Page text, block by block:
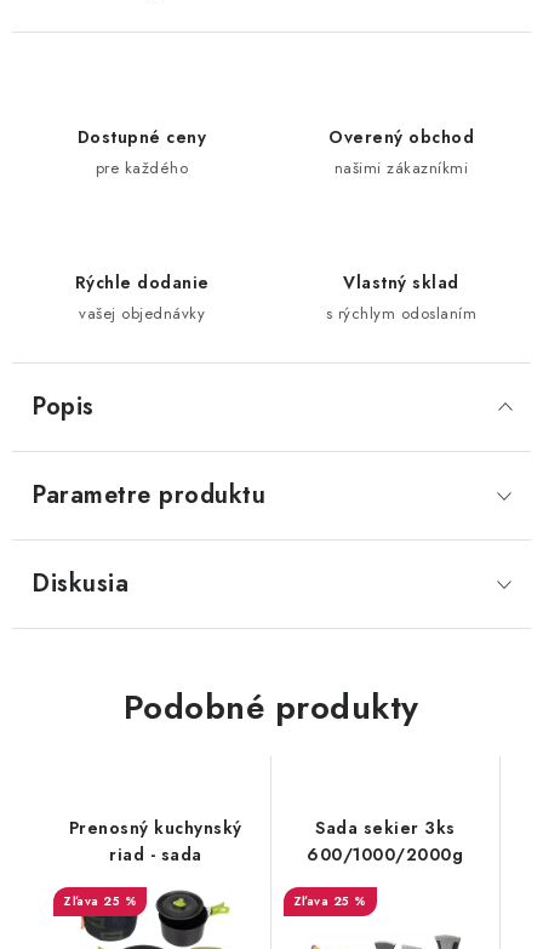
Dostupné ceny
pre každého
Overený obchod
našimi zákazníkmi
Rýchle dodanie
vašej objednávky
Vlastný sklad
s rýchlym odoslaním
Popis
Parametre produktu
Diskusia
Podobné produkty
Prenosný kuchynský
riad - sada
25 %
Sada sekier 3ks
600/1000/2000g
25 %